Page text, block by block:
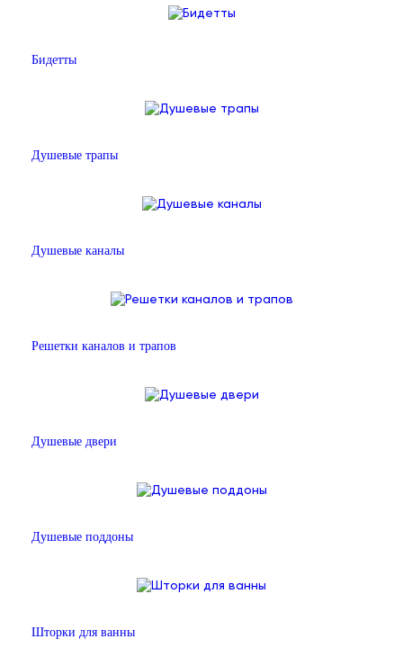
Бидетты
Душевые трапы
Душевые каналы
Решетки каналов и трапов
Душевые двери
Душевые поддоны
Шторки для ванны